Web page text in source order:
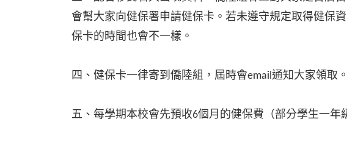
會幫大家向健保署申請健保卡。若未遵守規定取得健保
保卡的時間也會不一樣。
四、健保卡一律寄到僑陸組，屆時會email通知大家領取。
五、每學期本校會先預收6個月的健保費（部分學生一